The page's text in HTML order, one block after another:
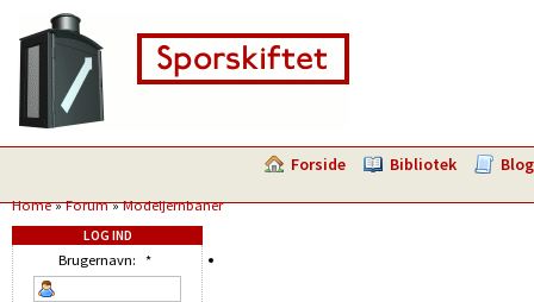
Forside Bibliotek Blog
Home»Forum»Modeljernbaner
LOG IND
Brugernavn: *